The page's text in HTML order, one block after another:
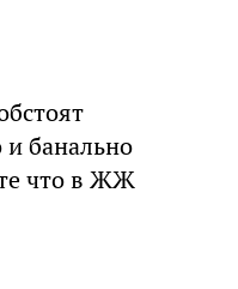
и банально
что в ЖЖ